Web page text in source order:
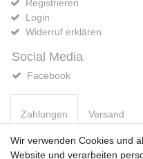
Registrieren
Login
Widerruf erklären
Social Media
Facebook
Zahlungen Versand
Wir verwenden Cookies und
Website und verarbeiten